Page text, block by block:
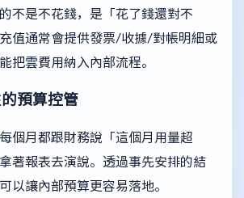
不是不花錢，是「花了錢還對不
充值通常會提供發票/收據/對帳明細或
把雲費用納入內部流程。
預算控管
個月都跟財務說「這個月用量超
著報表去演說。透過事先安排的結
以讓內部預算更容易落地。